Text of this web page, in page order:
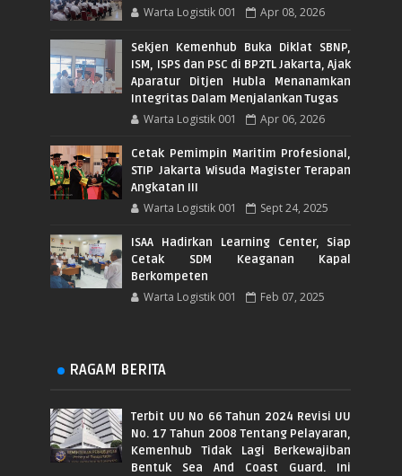
Warta Logistik 001 Apr 08, 2026
Sekjen Kemenhub Buka Diklat SBNP,
ISM, ISPS dan PSC di BP2TL Jakarta, Ajak
Aparatur Ditjen Hubla Menanamkan
Integritas Dalam Menjalankan Tugas
Warta Logistik 001 Apr 06, 2026
Cetak Pemimpin Maritim Profesional,
STIP Jakarta Wisuda Magister Terapan
Angkatan III
Warta Logistik 001 Sept 24, 2025
ISAA Hadirkan Learning Center, Siap
Cetak SDM Keaganan Kapal
Berkompeten
Warta Logistik 001 Feb 07, 2025
RAGAM BERITA
Terbit UU No 66 Tahun 2024 Revisi UU
No. 17 Tahun 2008 Tentang Pelayaran,
Kemenhub Tidak Lagi Berkewajiban
Bentuk Sea And Coast Guard. Ini